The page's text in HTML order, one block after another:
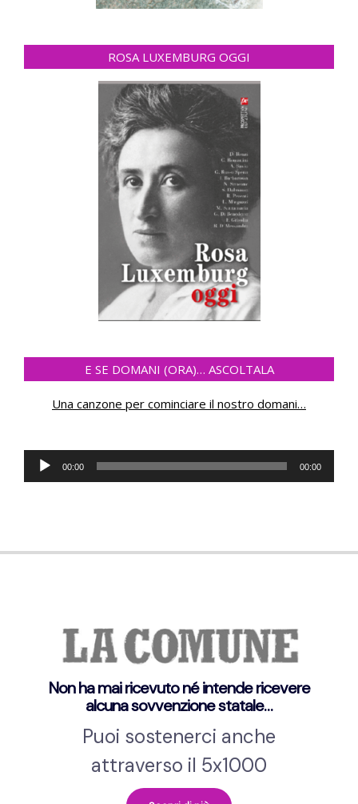
ROSA LUXEMBURG OGGI
E SE DOMANI (ORA)… ASCOLTALA
Una canzone per cominciare il nostro domani…
Audio-
Player
00:00 00:00
Non ha mai ricevuto né intende ricevere
alcuna sovvenzione statale…
Puoi sostenerci anche
attraverso il 5x1000